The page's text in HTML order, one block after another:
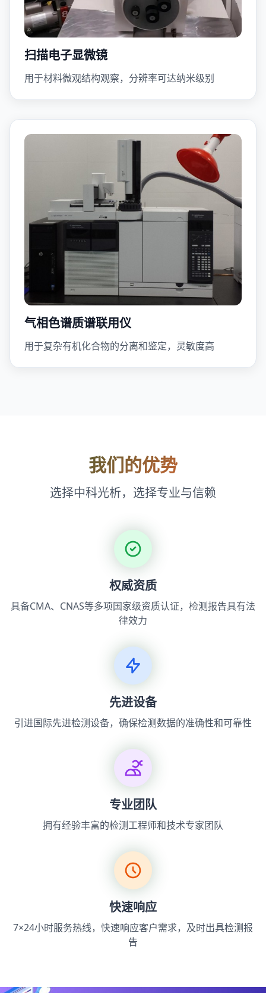
扫描电子显微镜
用于材料微观结构观察，分辨率可达纳米级别
气相色谱质谱联用仪
用于复杂有机化合物的分离和鉴定，灵敏度高
我们的优势
选择中科光析，选择专业与信赖
权威资质
具备CMA、CNAS等多项国家级资质认证，检测报告具有法
律效力
先进设备
引进国际先进检测设备，确保检测数据的准确性和可靠性
专业团队
拥有经验丰富的检测工程师和技术专家团队
快速响应
7×24小时服务热线，快速响应客户需求，及时出具检测报
告